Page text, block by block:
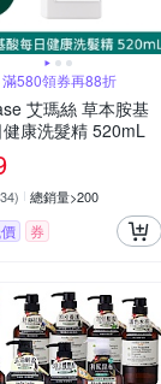
580領券再88折
艾瑪絲 草本胺基
康洗髮精 520mL
34) 總銷量>200
券